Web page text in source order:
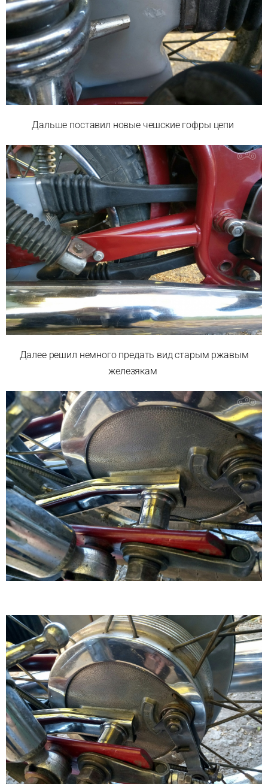
Дальше поставил новые чешские гофры цепи
Далее решил немного предать вид старым ржавым
железякам